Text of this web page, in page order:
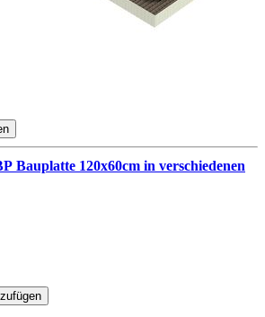
Bauplatte 120x60cm in verschiedenen